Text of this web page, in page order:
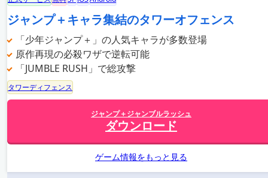
ジャンプ＋キャラ集結のタワーオフェンス
「少年ジャンプ＋」の人気キャラが多数登場
原作再現の必殺ワザで逆転可能
「JUMBLE RUSH」で総攻撃
タワーディフェンス
ジャンプ＋ジャンブルラッシュ
ダウンロード
ゲーム情報をもっと見る